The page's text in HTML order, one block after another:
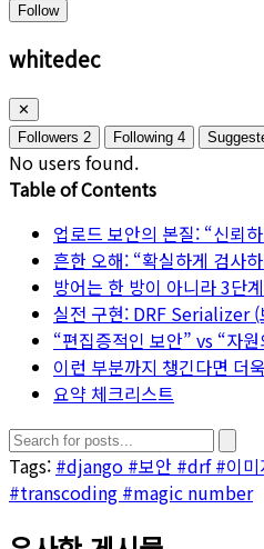
Follow
whitedec
✕
Followers 2 Following 4
No users found.
Table of Contents
업로드 보안의 본질: “신뢰
흔한 오해: “확실하게 검사
방어는 한 방이 아니라 3단
실전 구현: DRF Serializer
“편집증적인 보안” vs “자
이런 부분까지 챙긴다면 더
요약 체크리스트
Tags: #django #보안 #drf#이미
#transcoding #magic number